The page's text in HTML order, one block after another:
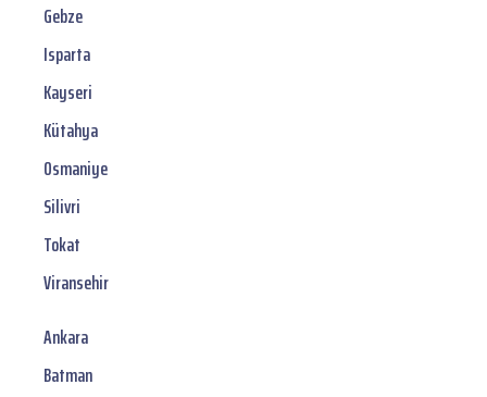
Gebze
Isparta
Kayseri
Kütahya
Osmaniye
Silivri
Tokat
Viransehir
Ankara
Batman